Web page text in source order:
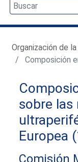
Organización de la
Composición
sobre las
Europea
Comisión